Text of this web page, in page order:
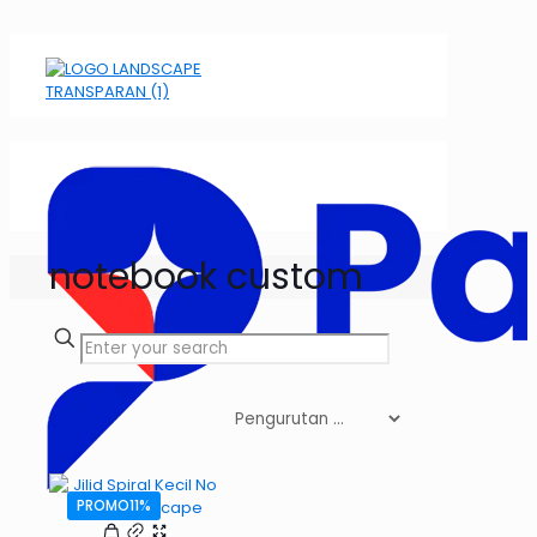
notebook custom
PROMO11%